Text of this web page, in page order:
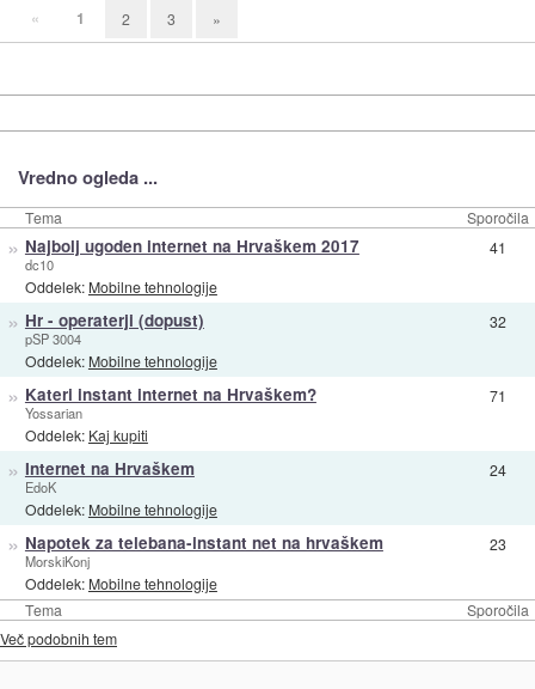
« 1 2 3 »
Vredno ogleda ...
Tema Sporočila
Tema Sporočila
» Najbolj ugoden internet na Hrvaškem 2017
dc10
Oddelek: Mobilne tehnologije
41
» Hr - operaterji (dopust)
pSP 3004
Oddelek: Mobilne tehnologije
32
» Kateri instant internet na Hrvaškem?
Yossarian
Oddelek: Kaj kupiti
71
» Internet na Hrvaškem
EdoK
Oddelek: Mobilne tehnologije
24
» Napotek za telebana-instant net na hrvaškem
MorskiKonj
Oddelek: Mobilne tehnologije
23
Več podobnih tem